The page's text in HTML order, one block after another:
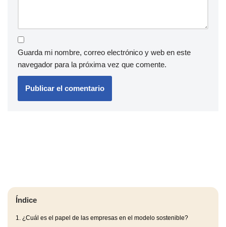
Guarda mi nombre, correo electrónico y web en este
navegador para la próxima vez que comente.
Índice
1. ¿Cuál es el papel de las empresas en el modelo sostenible?